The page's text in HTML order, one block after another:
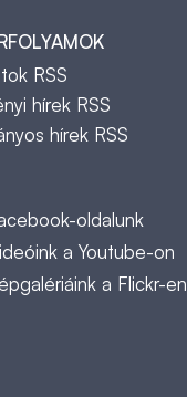
RSS
hírek RSS
hírek RSS
oldalunk
a Youtube-on
a Flickr-en